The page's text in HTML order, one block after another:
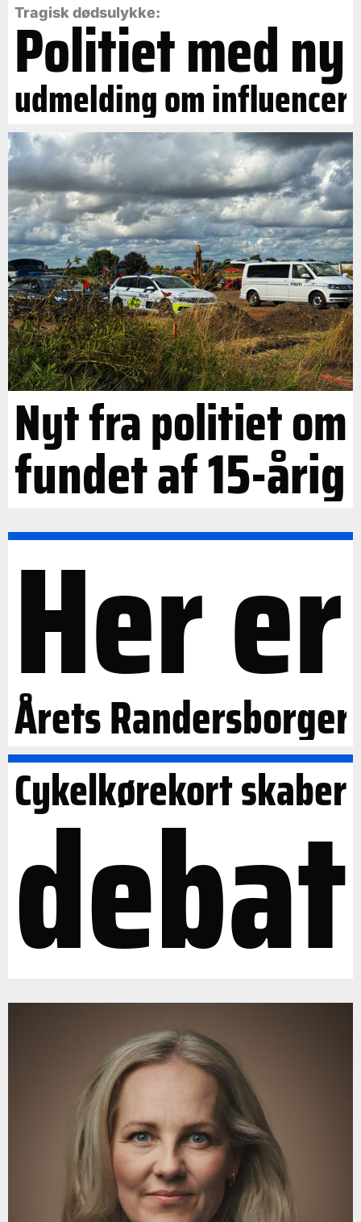
Tragisk dødsulykke:
Politiet med ny
udmelding om influencer
Nyt fra politiet om
fundet af 15-årig
Her er
Årets Randersborger
Cykelkørekort skaber
debat